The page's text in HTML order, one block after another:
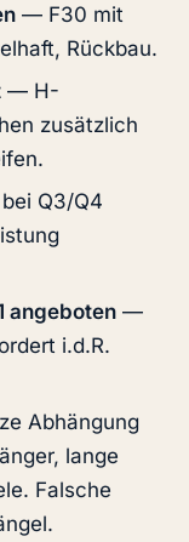
— F30 mit
Rückbau.
— H-
zusätzlich
Q3/Q4
angeboten —
i.d.R.
Abhängung
lange
Falsche